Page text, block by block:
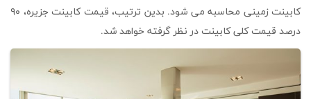
کابینت زمینی محاسبه می شود. بدین ترتیب، قیمت کابینت جزیره، ۹۰
درصد قیمت کلی کابینت در نظر گرفته خواهد شد.